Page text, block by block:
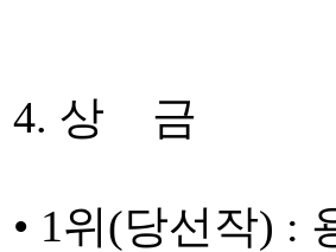
4. 상 금
• 1위(당선작) :